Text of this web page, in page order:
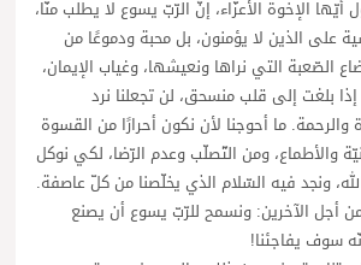
الإخوة الأعزّاء، إنَّ الرّبّ يسوع لا يطلب منّا،
على الذين لا يؤمنون، بل محبة ودموعًا من
الصّعبة التي نراها ونعيشها، وغياب الإيمان،
إذا بلغت إلى قلب منسحق، لن تجعلنا نرد
والرحمة. ما أحوجنا لأن نكون أحرارًا من القسوة
والأطماع، ومن التّصلّب وعدم الرّضا، لكي نوكل
ونجد فيه السّلام الذي يخلّصنا من كلّ عاصفة.
أجل الآخرين: ونسمح للرّبّ يسوع أن يصنع
سوف يفاجئنا!